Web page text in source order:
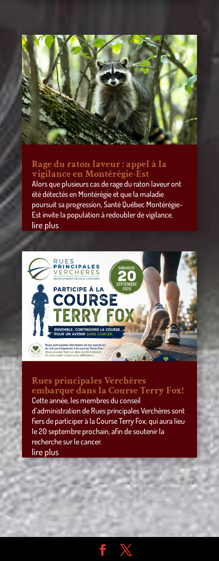
Rage du raton laveur : appel à la
vigilance en Montérégie-Est
Alors que plusieurs cas de rage du raton laveur ont
été détectés en Montérégie et que la maladie
poursuit sa progression, Santé Québec Montérégie-
Est invite la population à redoubler de vigilance.
lire plus
Rues principales Verchères
embarque dans la Course Terry Fox!
Cette année, les membres du conseil
d’administration de Rues principales Verchères sont
fiers de participer à la Course Terry Fox, qui aura lieu
le 20 septembre prochain, afin de soutenir la
recherche sur le cancer.
lire plus